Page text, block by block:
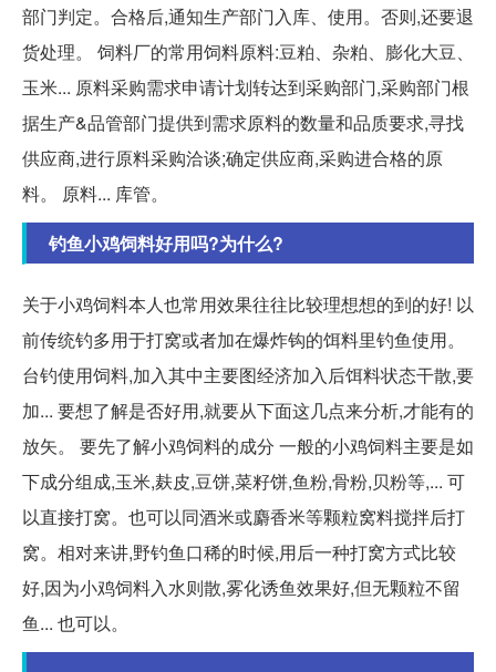
部门判定。合格后,通知生产部门入库、使用。否则,还要退
货处理。 饲料厂的常用饲料原料:豆粕、杂粕、膨化大豆、
玉米... 原料采购需求申请计划转达到采购部门,采购部门根
据生产&品管部门提供到需求原料的数量和品质要求,寻找
供应商,进行原料采购洽谈;确定供应商,采购进合格的原
料。 原料... 库管。
钓鱼小鸡饲料好用吗?为什么?
关于小鸡饲料本人也常用效果往往比较理想想的到的好! 以
前传统钓多用于打窝或者加在爆炸钩的饵料里钓鱼使用。
台钓使用饲料,加入其中主要图经济加入后饵料状态干散,要
加... 要想了解是否好用,就要从下面这几点来分析,才能有的
放矢。 要先了解小鸡饲料的成分 一般的小鸡饲料主要是如
下成分组成,玉米,麸皮,豆饼,菜籽饼,鱼粉,骨粉,贝粉等,... 可
以直接打窝。也可以同酒米或麝香米等颗粒窝料搅拌后打
窝。相对来讲,野钓鱼口稀的时候,用后一种打窝方式比较
好,因为小鸡饲料入水则散,雾化诱鱼效果好,但无颗粒不留
鱼... 也可以。